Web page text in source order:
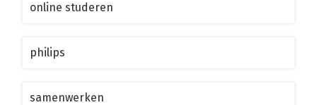
online studeren
philips
samenwerken